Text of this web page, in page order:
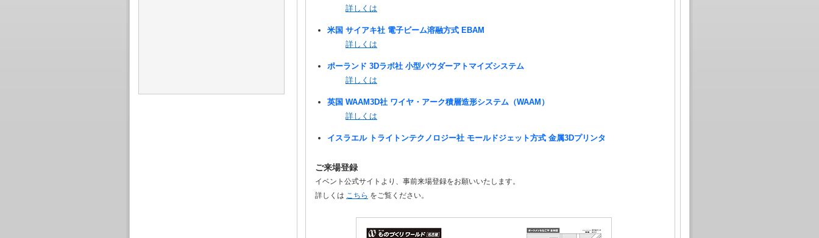
詳しくは
米国 サイアキ社 電子ビーム溶融方式 EBAM
詳しくは
ポーランド 3Dラボ社 小型パウダーアトマイズシステム
詳しくは
英国 WAAM3D社 ワイヤ・アーク積層造形システム（WAAM）
詳しくは
イスラエル トライトンテクノロジー社 モールドジェット方式 金属3Dプリンタ
ご来場登録
イベント公式サイトより、事前来場登録をお願いいたします。
詳しくは こちら をご覧ください。